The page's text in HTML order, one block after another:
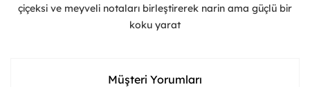
çiçeksi ve meyveli notaları birleştirerek narin ama güçlü bir
koku yarat
Müşteri Yorumları